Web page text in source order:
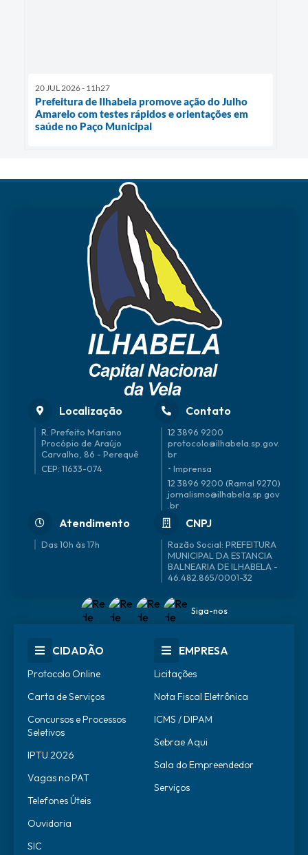
20 JUL 2026 - 11h27
Prefeitura de Ilhabela promove ação do Julho
Amarelo com testes rápidos e orientações em
saúde no Paço Municipal
Localização
R. Prefeito Mariano
Procópio de Araújo
Carvalho, 86 - Perequê
CEP: 11633-074
Contato
12 3896 9200
protocolo@ilhabela.sp.gov.
br
• Imprensa
12 3896 9200 (Ramal 9270)
jornalismo@ilhabela.sp.gov
.br
Atendimento
Das 10h às 17h
CNPJ
46.482.865/0001-32
Siga-nos
CIDADÃO
Protocolo Online
Carta de Serviços
Concursos e Processos
Seletivos
IPTU 2026
Vagas no PAT
Telefones Úteis
Ouvidoria
SIC
EMPRESA
Licitações
Nota Fiscal Eletrônica
ICMS / DIPAM
Sebrae Aqui
Sala do Empreendedor
Serviços